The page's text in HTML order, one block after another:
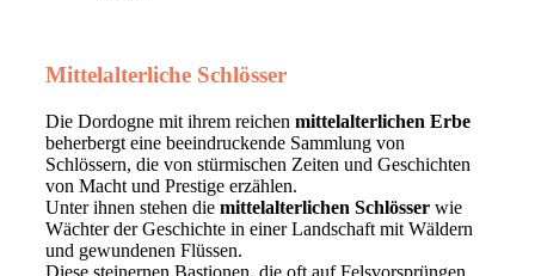
Mittelalterliche Schlösser
Die Dordogne mit ihrem reichen mittelalterlichen Erbe
beherbergt eine beeindruckende Sammlung von
Schlössern, die von stürmischen Zeiten und Geschichten
von Macht und Prestige erzählen.
Unter ihnen stehen die mittelalterlichen Schlösser wie
Wächter der Geschichte in einer Landschaft mit Wäldern
und gewundenen Flüssen.
Diese steinernen Bastionen, die oft auf Felsvorsprüngen